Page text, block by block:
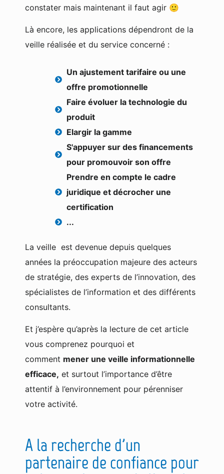
constater mais maintenant il faut agir 🙂
Là encore, les applications dépendront de la
veille réalisée et du service concerné :
Un ajustement tarifaire ou une
offre promotionnelle
Faire évoluer la technologie du
produit
Elargir la gamme
S'appuyer sur des financements
pour promouvoir son offre
Prendre en compte le cadre
juridique et décrocher une
certification
...
La veille est devenue depuis quelques
années la préoccupation majeure des acteurs
de stratégie, des experts de l’innovation, des
spécialistes de l’information et des différents
consultants.
Et j’espère qu’après la lecture de cet article
vous comprenez pourquoi et
comment mener une veille informationnelle
efficace, et surtout l’importance d’être
attentif à l’environnement pour pérenniser
votre activité.
A la recherche d'un
partenaire de confiance pour